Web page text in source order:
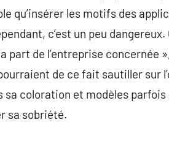
qu’insérer les motifs des
c’est un peu dangereux.
part de l’entreprise concernée
de ce fait sautiller sur
sa coloration et modèles
sa sobriété.